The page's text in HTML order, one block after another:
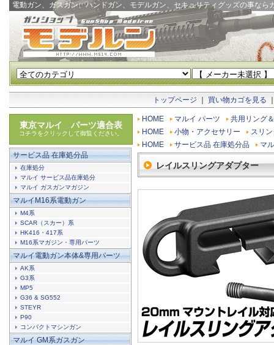
電動ガン、ガスガン、ハンドガン、モデルガン、セキュリティグッズの事なら
トップページ 買い物カゴを見る
HOME マルイ パーツ
共用リング
HOME
小物・アクセサリー
スリ
HOME
サービス品 在庫処分品 マ
レイルスリングアダプター
東京マルイ パーツ適合表
コチラをクリックして御覧ください。
サービス品 在庫処分品
在庫処分
マルイ サービス品在庫処分
マルイ ガスガンマガジン
マルイM16系電動ガン
M4系
SCAR（スカー）系
HK416・417系
M16系マガジン・専用パーツ
マルイ電動ガン本体&専用パーツ
AK系
G3系
MP5
G36 & SG552
STEYR
P90
コンパクトマシンガン
マルイ GM系ガスガン